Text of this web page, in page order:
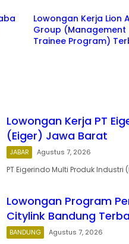
Lowongan Kerja Lion
Group (Management
Trainee Program)
Lowongan Kerja PT
(Eiger) Jawa Barat
JABAR Agustus 7, 2026
PT Eigerindo Multi Produk Industri
Lowongan Program
Citylink Bandung
BANDUNG Agustus 7, 2026